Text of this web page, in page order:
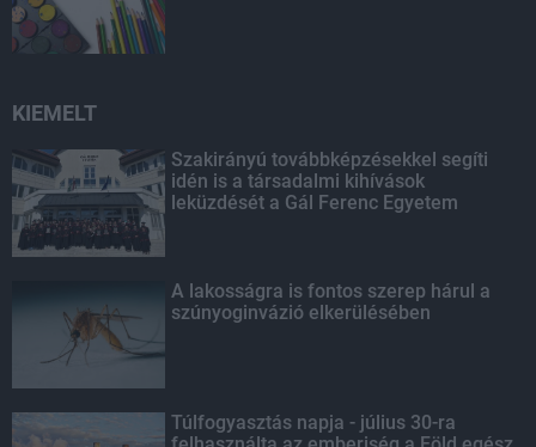
KIEMELT
Szakirányú továbbképzésekkel segíti
idén is a társadalmi kihívások
leküzdését a Gál Ferenc Egyetem
A lakosságra is fontos szerep hárul a
szúnyoginvázió elkerülésében
Túlfogyasztás napja - július 30-ra